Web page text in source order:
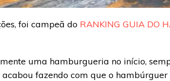
foi campeã do RANKING GUIA DO
uma hamburgueria no início,
fazendo com que o hambúrguer